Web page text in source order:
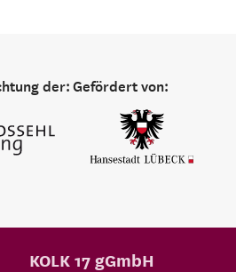
der:Gefördert von:
KOLK 17 gGmbH